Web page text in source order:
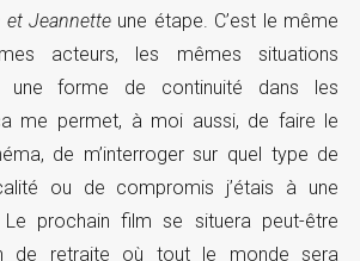
et Jeannette une étape. C’est le même
acteurs, les mêmes situations
forme de continuité dans les
me permet, à moi aussi, de faire le
de m’interroger sur quel type de
ou de compromis j’étais à une
prochain film se situera peut-être
de retraite où tout le monde sera